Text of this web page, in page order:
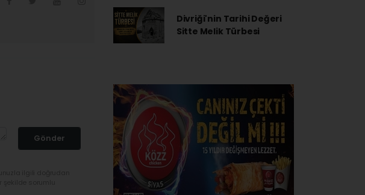
Gönder
Divriği'nin Tarihi Değeri
Sitte Melik Türbesi